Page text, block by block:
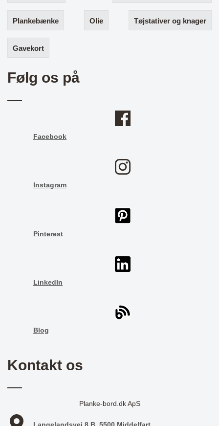
Plankebænke Olie Tøjstativer og knager
Gavekort
Følg os på
Facebook
Instagram
Pinterest
LinkedIn
Blog
Kontakt os
Planke-bord.dk ApS